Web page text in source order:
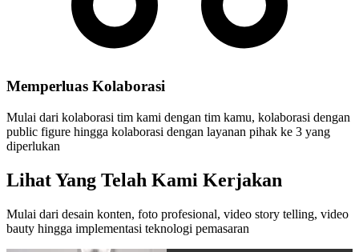
Memperluas Kolaborasi
Mulai dari kolaborasi tim kami dengan tim kamu, kolaborasi dengan
public figure hingga kolaborasi dengan layanan pihak ke 3 yang
diperlukan
Lihat Yang Telah Kami Kerjakan
Mulai dari desain konten, foto profesional, video story telling, video
bauty hingga implementasi teknologi pemasaran